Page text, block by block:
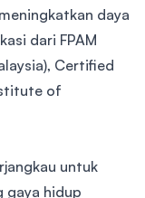
daya
dari FPAM
Certified
of
untuk
gaya hidup